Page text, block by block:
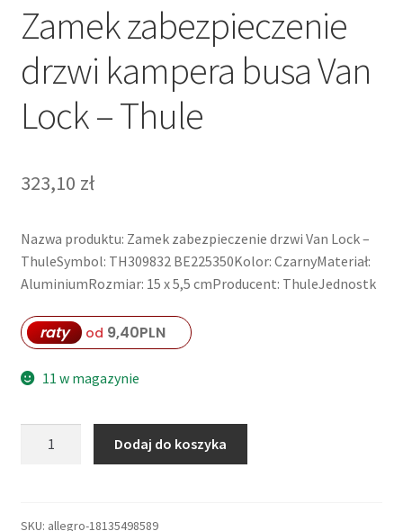
Zamek zabezpieczenie
drzwi kampera busa Van
Lock – Thule
323,10 zł
Nazwa produktu: Zamek zabezpieczenie drzwi Van Lock –
ThuleSymbol: TH309832 BE225350Kolor: CzarnyMateriał:
AluminiumRozmiar: 15 x 5,5 cmProducent: ThuleJednostk
raty od 9,40PLN
11 w magazynie
kampera
Dodaj do koszyka
SKU: allegro-18135498589